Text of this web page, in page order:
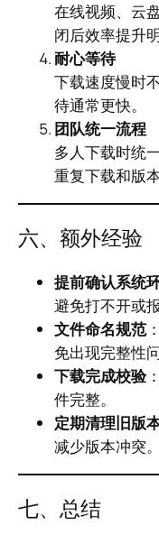
在线视频、云
闭后效率提升明
耐心等待
下载速度慢时
待通常更快。
团队统一流程
多人下载时统
重复下载和版
六、额外经验
提前确认系统
避免打不开或报
文件命名规范
免出现完整性问
下载完成校验
件完整。
定期清理旧版
减少版本冲突。
七、总结